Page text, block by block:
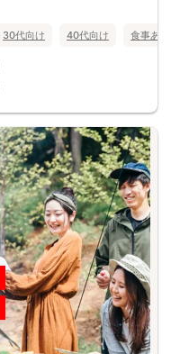
30代向け 40代向け 食事あり